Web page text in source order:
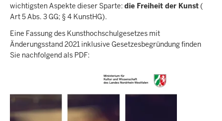
wichtigsten Aspekte dieser Sparte: die Freiheit der Kunst(
Art 5 Abs. 3 GG; § 4 KunstHG).
Eine Fassung des Kunsthochschulgesetzes mit
Änderungsstand 2021 inklusive Gesetzesbegründung finden
Sie nachfolgend als PDF: